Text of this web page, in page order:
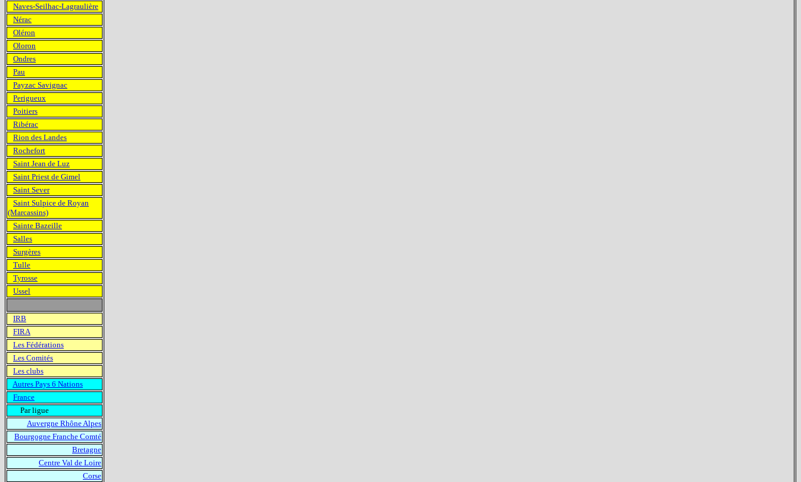
Naves-Seilhac-Lagraulière
Nérac
Oléron
Oloron
Ondres
Pau
Payzac Savignac
Perigueux
Poitiers
Ribérac
Rion des Landes
Rochefort
Saint Jean de Luz
Saint Priest de Gimel
Saint Sever
Saint Sulpice de Royan
(Marcassins)
Sainte Bazeille
Salles
Surgères
Tulle
Tyrosse
Ussel
IRB
FIRA
Les Fédérations
Les Comités
Les clubs
Autres Pays 6 Nations
France
Par ligue
Auvergne Rhône Alpes
Bourgogne Franche Comté
Bretagne
Centre Val de Loire
Corse